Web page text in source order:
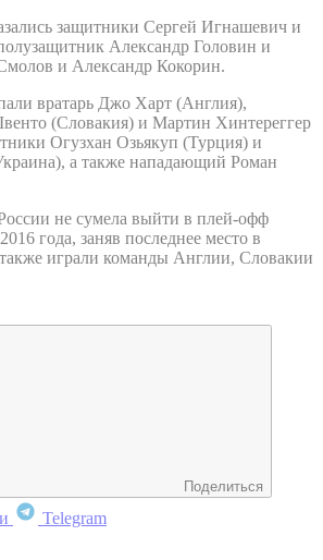
защитники Сергей Игнашевич и
Александр Головин и
и Александр Кокорин.
вратарь Джо Харт (Англия),
(Словакия) и Мартин Хинтереггер
Огузхан Озьякуп (Турция) и
а также нападающий Роман
не сумела выйти в плей-офф
года, заняв последнее место в
играли команды Англии, Словакии
Поделиться
Telegram